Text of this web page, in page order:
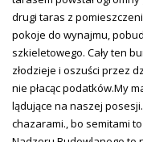
drugi taras z
pokoje do wynajmu,
szkieletowego. Cały ten
złodzieje i oszuści przez
nie płacąc podatków.My
lądujące na naszej
chazarami., bo semitami